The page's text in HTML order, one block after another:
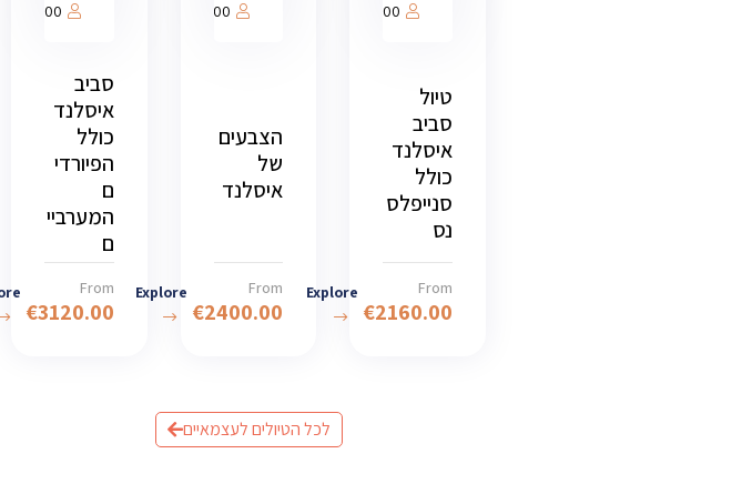
1000
טיול
סביב
איסלנד
כולל
סנייפלס
נס
From
€2160.00
Explore
1000
הצבעים
של
איסלנד
From
€2400.00
Explore
1000
סביב
איסלנד
כולל
הפיורדי
ם
המערביי
ם
From
€3120.00
לכל הטיולים לעצמאיים